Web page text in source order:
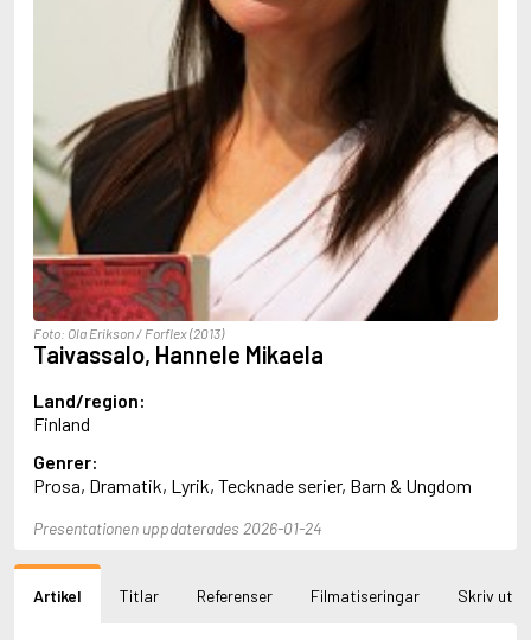
Abrahams, Peter (f. 1947)
Abrahamson, Emmy
Abulhawa, Susan
Aburas, Lone
Achebe, Chinua
Achmatova, Anna
Aciman, André
Ackebo, Lena
Acker, Kathy
Ackroyd, Peter
Adam de la Halle
Adamov, Arthur
Adams, Douglas
Adams, Herbert
Adams, Jane
Adams, Richard
Adbåge, Emma
Adbåge, Lisen
Adelborg, Ottilia
Adiga, Aravind
Adnan, Etel
Foto: Ola Erikson / Forflex (2013)
Taivassalo, Hannele Mikaela
Land/region:
Finland
Genrer:
Prosa, Dramatik, Lyrik, Tecknade serier, Barn & Ungdom
Presentationen uppdaterades 2026-01-24
Artikel Titlar Referenser Filmatiseringar Skriv ut